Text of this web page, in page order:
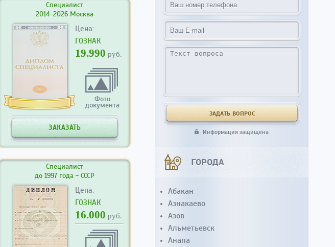
Специалист
2014-2026 Москва
Цена:
ГОЗНАК
19.990 руб.
Фото
документа
ЗАКАЗАТЬ
Специалист
до 1997 года - СССР
Цена:
ГОЗНАК
16.000 руб.
Информация защищена
ГОРОДА
Абакан
Азнакаево
Азов
Альметьевск
Анапа